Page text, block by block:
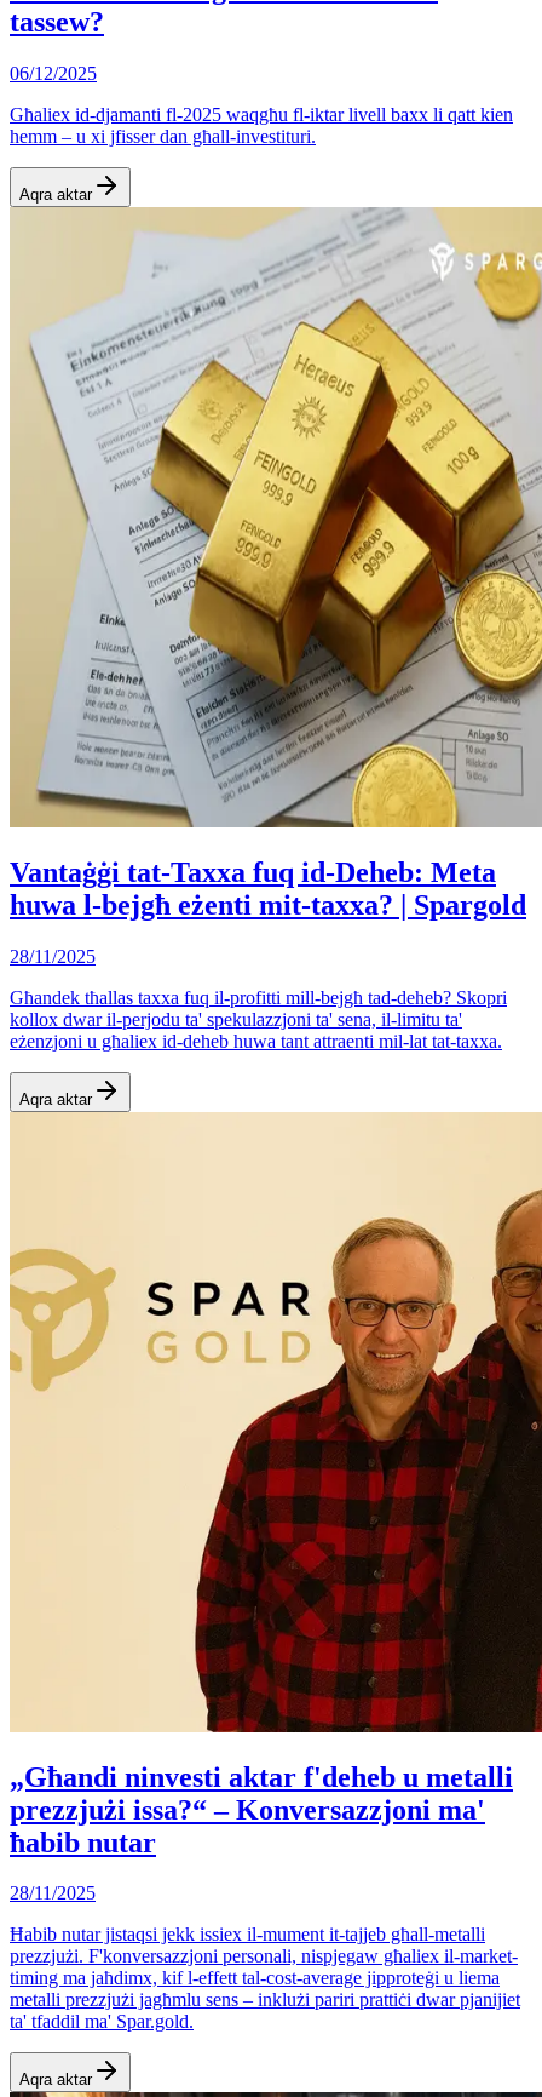
tassew?
06/12/2025
Għaliex id-djamanti fl-2025 waqgħu fl-iktar livell baxx li qatt kien
hemm – u xi jfisser dan għall-investituri.
Aqra aktar
Vantaġġi tat-Taxxa fuq id-Deheb: Meta
huwa l-bejgħ eżenti mit-taxxa? | Spargold
28/11/2025
Għandek tħallas taxxa fuq il-profitti mill-bejgħ tad-deheb? Skopri
kollox dwar il-perjodu ta' spekulazzjoni ta' sena, il-limitu ta'
eżenzjoni u għaliex id-deheb huwa tant attraenti mil-lat tat-taxxa.
Aqra aktar
„Għandi ninvesti aktar f'deheb u metalli
prezzjużi issa?“ – Konversazzjoni ma'
ħabib nutar
28/11/2025
Ħabib nutar jistaqsi jekk issiex il-mument it-tajjeb għall-metalli
prezzjużi. F'konversazzjoni personali, nispjegaw għaliex il-market-
timing ma jaħdimx, kif l-effett tal-cost-average jipproteġi u liema
metalli prezzjużi jagħmlu sens – inklużi pariri prattiċi dwar pjanijiet
ta' tfaddil ma' Spar.gold.
Aqra aktar